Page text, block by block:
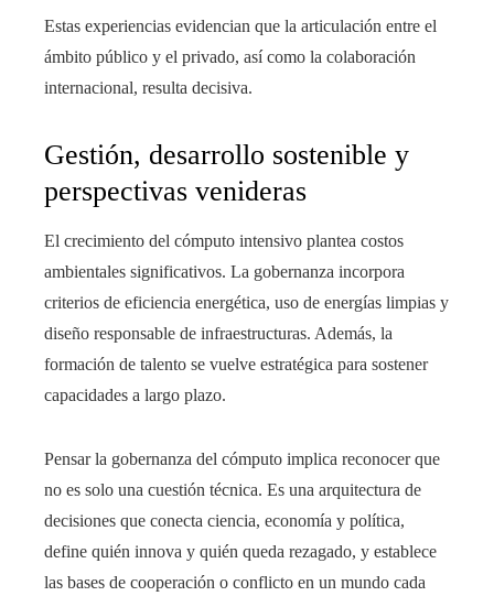
Estas experiencias evidencian que la articulación entre el
ámbito público y el privado, así como la colaboración
internacional, resulta decisiva.
Gestión, desarrollo sostenible y
perspectivas venideras
El crecimiento del cómputo intensivo plantea costos
ambientales significativos. La gobernanza incorpora
criterios de eficiencia energética, uso de energías limpias y
diseño responsable de infraestructuras. Además, la
formación de talento se vuelve estratégica para sostener
capacidades a largo plazo.
Pensar la gobernanza del cómputo implica reconocer que
no es solo una cuestión técnica. Es una arquitectura de
decisiones que conecta ciencia, economía y política,
define quién innova y quién queda rezagado, y establece
las bases de cooperación o conflicto en un mundo cada